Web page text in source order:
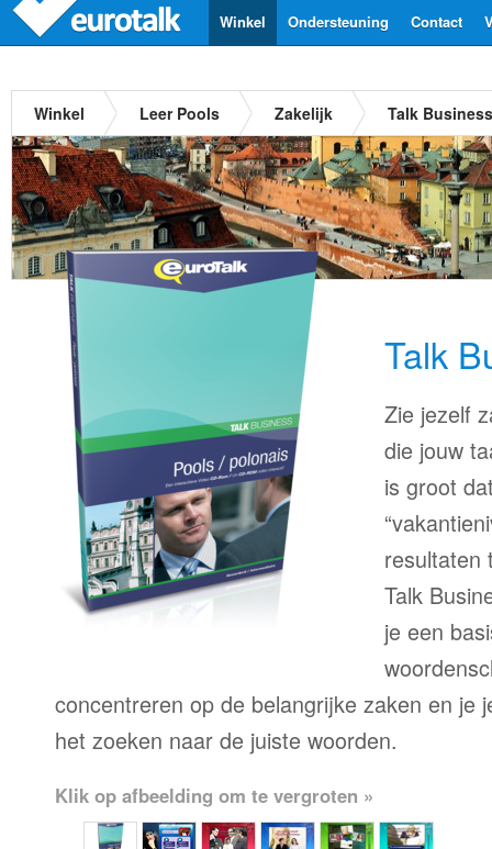
Contact
Ondersteuning
Winkel
Winkel Leer Pools Zakelijk Talk
Talk
Zie jezelf
die jouw
is groot
resultaten
Talk
je een
concentreren op de belangrijke zaken en je
het zoeken naar de juiste woorden.
Klik op afbeelding om te vergroten »